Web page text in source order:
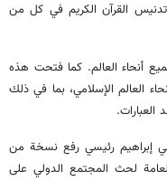
القرآن الكريم في كل من
أنحاء العالم. كما فتحت هذه
العالم الإسلامي، بما في ذلك
العبارات.
إبراهيم رئيسي رفع نسخة من
لحث المجتمع الدولي على